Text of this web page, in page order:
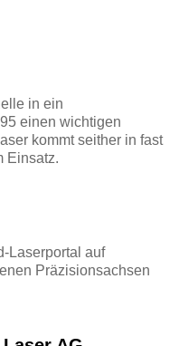
in ein
einen wichtigen
kommt seither in fast
Einsatz.
Laserportal auf
Präzisionsachsen